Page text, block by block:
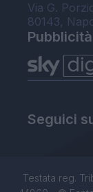
Via G.
80143,
Seguici
Testata reg.